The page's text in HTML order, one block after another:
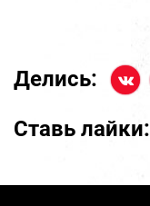
Делись:
Ставь лайки: